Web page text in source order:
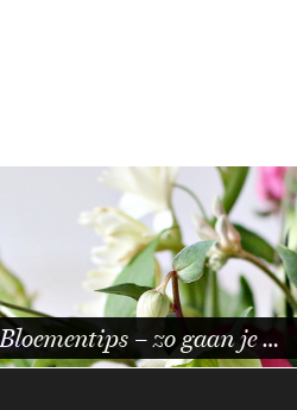
Catrice Glass Cloud Hair &
…